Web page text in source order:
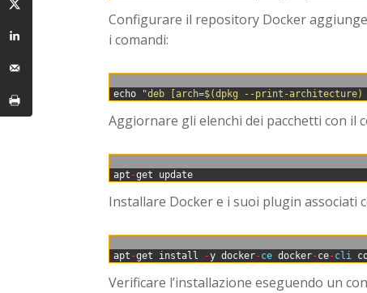
Configurare il repository Docker
i comandi:
echo "deb [arch=$(dpkg --print-architecture)
Aggiornare gli elenchi dei pacchetti con il
apt -get update
Installare Docker e i suoi plugin associati
apt -get install -y docker-ce docker-ce-cli
Verificare l’installazione eseguendo un